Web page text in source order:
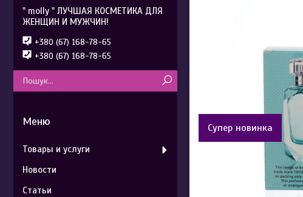
Супер новинка
" molly " ЛУЧШАЯ КОСМЕТИКА ДЛЯ
ЖЕНЩИН И МУЖЧИН!
+380 (67) 168-78-65
+380 (67) 168-78-65
Товары и услуги
Новости
Статьи